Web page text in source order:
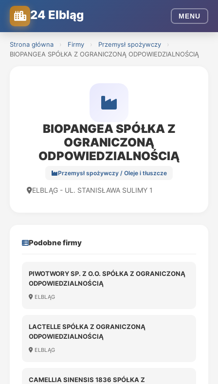
24 Elbląg MENU
Strona główna › Firmy › Przemysł spożywczy
›
BIOPANGEA SPÓŁKA Z OGRANICZONĄ ODPOWIEDZIALNOŚCIĄ
BIOPANGEA SPÓŁKA Z
OGRANICZONĄ
ODPOWIEDZIALNOŚCIĄ
Przemysł spożywczy / Oleje i tłuszcze
ELBLĄG - UL. STANISŁAWA SULIMY 1
Podobne firmy
PIWOTWORY SP. Z O.O. SPÓŁKA Z OGRANICZONĄ
ODPOWIEDZIALNOŚCIĄ
ELBLĄG
LACTELLE SPÓŁKA Z OGRANICZONĄ
ODPOWIEDZIALNOŚCIĄ
ELBLĄG
CAMELLIA SINENSIS 1836 SPÓŁKA Z